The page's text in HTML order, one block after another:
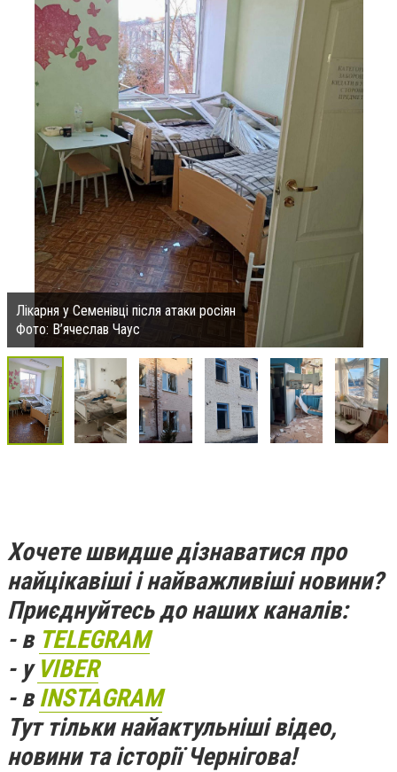
Лікарня у Семенівці після атаки росіян
Фото: В’ячеслав Чаус
Хочете швидше дізнаватися про
найцікавіші і найважливіші новини?
Приєднуйтесь до наших каналів:
- в TELEGRAM
- у VIBER
- вINSTAGRAM
Тут тільки найактульніші відео,
новини та історії Чернігова!